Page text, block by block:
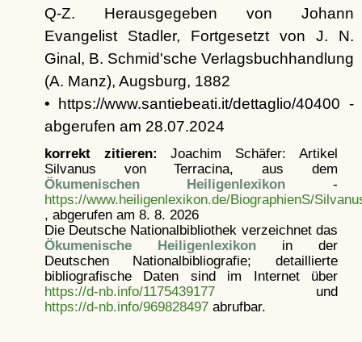
Q-Z. Herausgegeben von Johann
Evangelist Stadler, Fortgesetzt von J. N.
Ginal, B. Schmid'sche Verlagsbuchhandlung
(A. Manz), Augsburg, 1882
• https://www.santiebeati.it/dettaglio/40400 -
abgerufen am 28.07.2024
korrekt zitieren: Joachim Schäfer: Artikel
Silvanus von Terracina, aus dem
Ökumenischen Heiligenlexikon -
https://www.heiligenlexikon.de/BiographienS/
, abgerufen am 8. 8. 2026
Die Deutsche Nationalbibliothek verzeichnet das
Ökumenische Heiligenlexikonin der
Deutschen Nationalbibliografie; detaillierte
bibliografische Daten sind im Internet über
https://d-nb.info/1175439177und
https://d-nb.info/969828497abrufbar.